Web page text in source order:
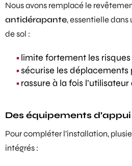
Nous avons remplacé le
antidérapante, essentielle dans
de sol :
limite fortement les
sécurise les déplacements
rassure à la fois
Des équipements
Pour compléter l’installation,
intégrés :